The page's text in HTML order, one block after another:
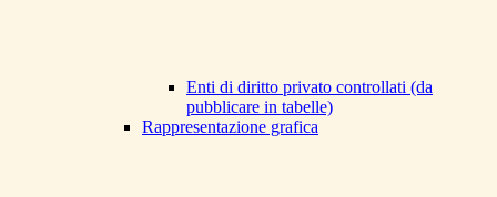
Enti di diritto privato controllati (da
pubblicare in tabelle)
Rappresentazione grafica